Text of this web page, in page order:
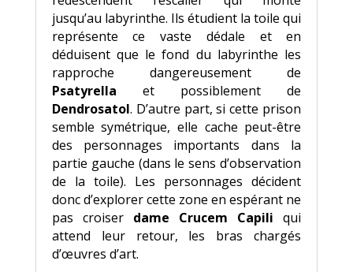
jusqu’au labyrinthe. Ils étudient la toile qui
représente ce vaste dédale et en
déduisent que le fond du labyrinthe les
rapproche dangereusement de
Psatyrella et possiblement de
Dendrosatol. D’autre part, si cette prison
semble symétrique, elle cache peut-être
des personnages importants dans la
partie gauche (dans le sens d’observation
de la toile). Les personnages décident
donc d’explorer cette zone en espérant ne
pas croiser dame Crucem Capili qui
attend leur retour, les bras chargés
d’œuvres d’art.